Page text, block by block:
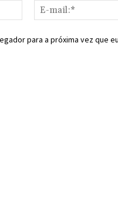
Nome:*
para a próxima vez que